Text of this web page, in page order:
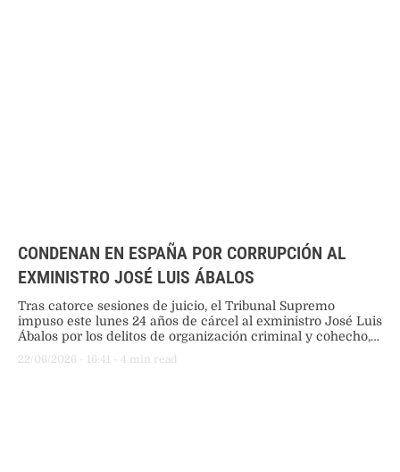
CONDENAN EN ESPAÑA POR CORRUPCIÓN AL
EXMINISTRO JOSÉ LUIS ÁBALOS
Tras catorce sesiones de juicio, el Tribunal Supremo
impuso este lunes 24 años de cárcel al exministro José Luis
Ábalos por los delitos de organización criminal y cohecho,
Aldama por su confesión.
22/06/2026 - 16:41 - 4 min read